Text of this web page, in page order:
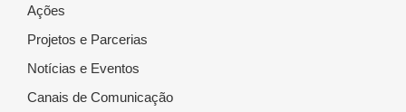
Ações
Projetos e Parcerias
Notícias e Eventos
Canais de Comunicação